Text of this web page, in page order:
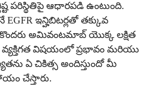
పరిస్థితిపై ఆధారపడి ఉంటుంది.
ఇన్హిబిటర్లతో తక్కువ
అమివంటమాబ్ యొక్క లక్షిత
విషయంలో ప్రభావం మరియు
ఏ చికిత్స అందిస్తుందో మీ
చేస్తారు.